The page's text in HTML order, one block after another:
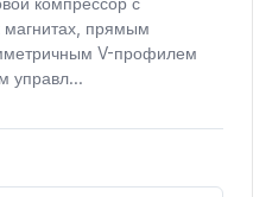
магнитах, прямым
V-профилем
управл...